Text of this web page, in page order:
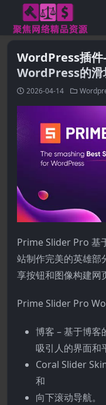
WordPress插
WordPress的滑
2026-04-14
Prime Slider Pro 基
站制作完美的英雄部
享按钮和图像构建网
Prime Slider Pro
博客 – 基于博
吸引人的界面和
Coral Slider
和
向下滚动导航。